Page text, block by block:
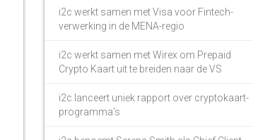
i2c werkt samen met Visa voor Fintech-
verwerking in de MENA-regio
i2c werkt samen met Wirex om Prepaid
Crypto Kaart uit te breiden naar de VS
i2c lanceert uniek rapport over cryptokaart-
programma’s